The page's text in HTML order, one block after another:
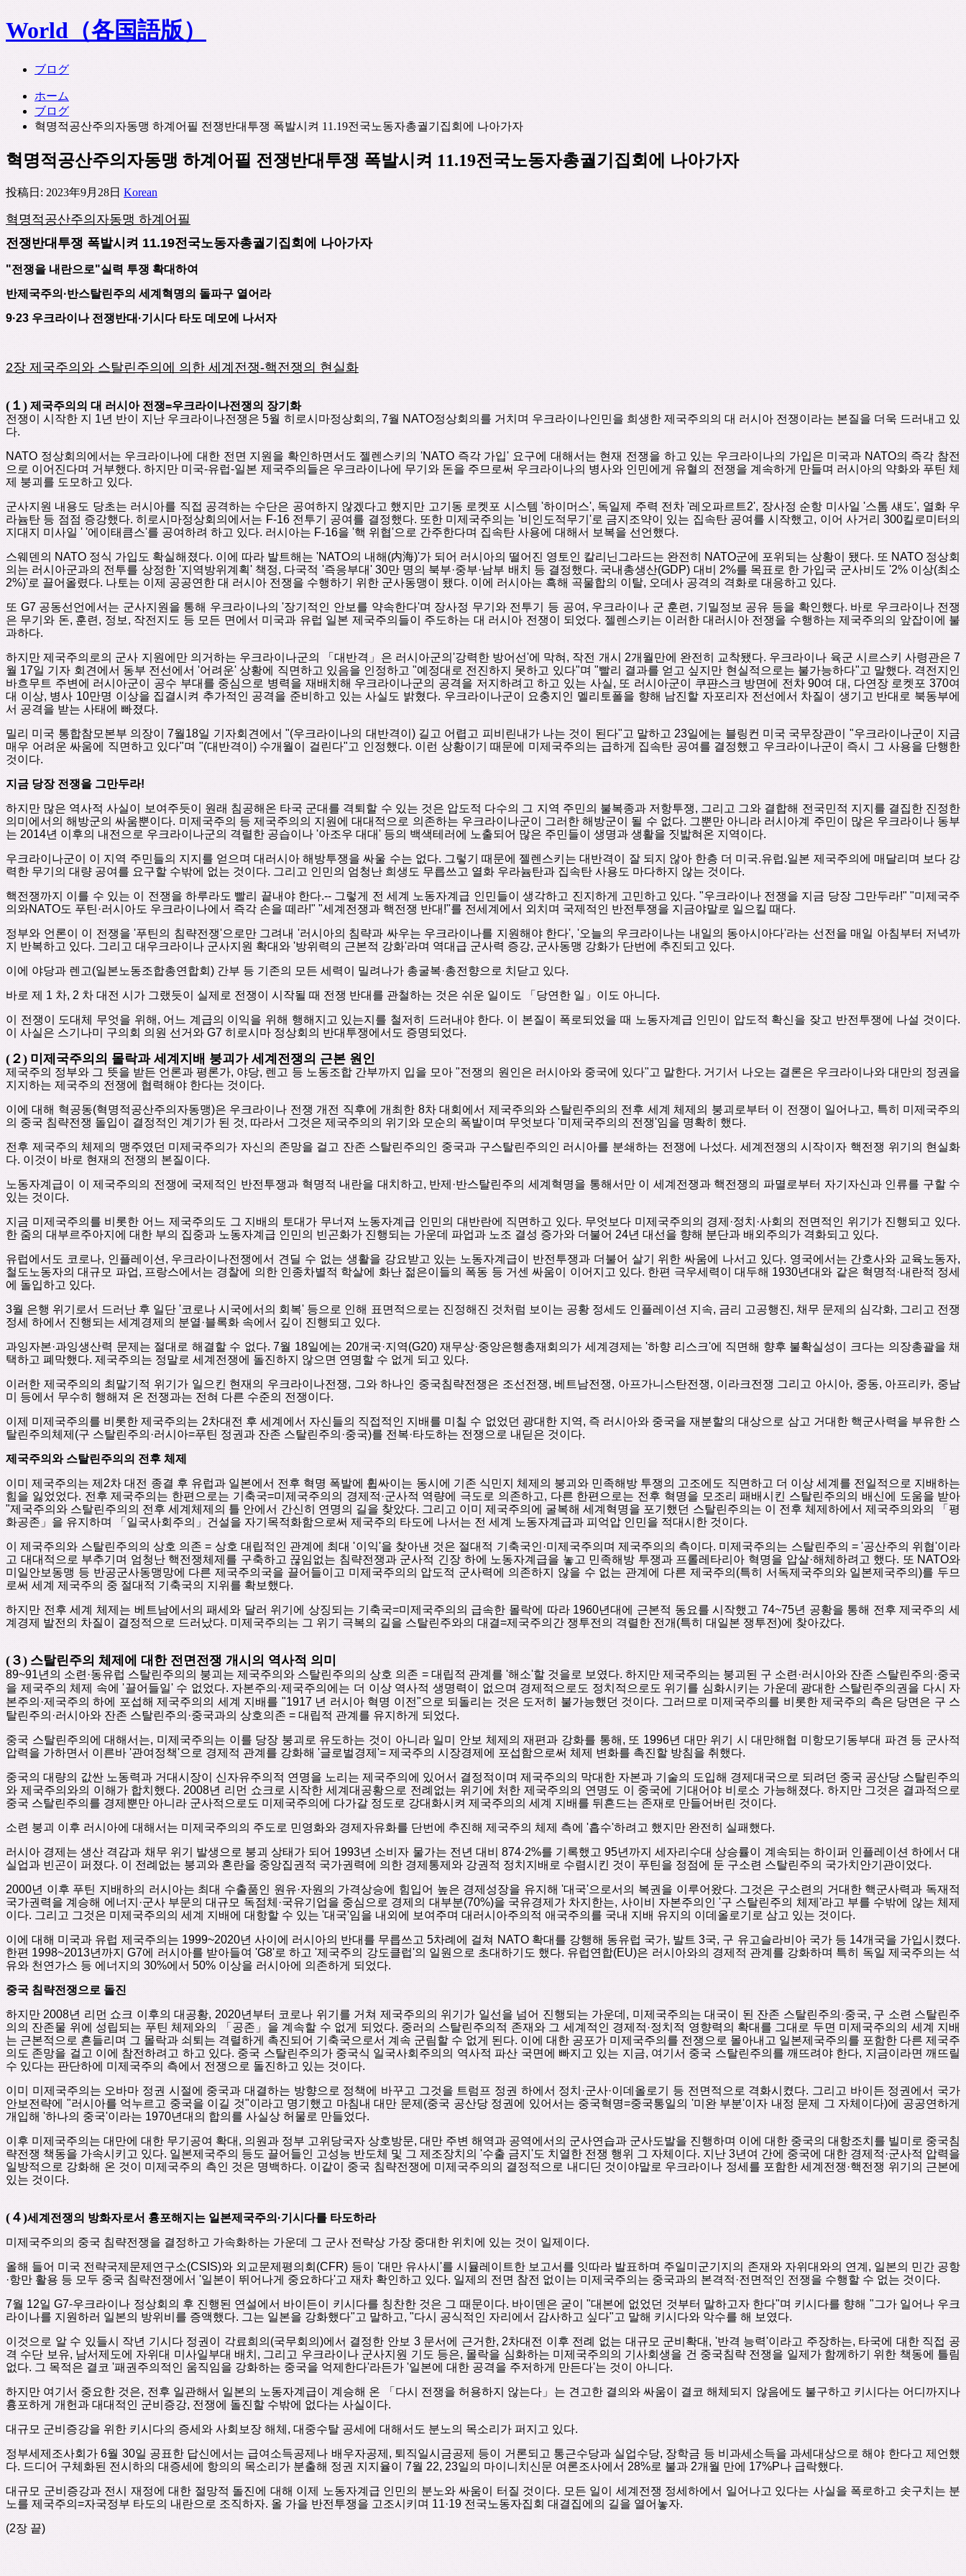
World（各国語版）
ブログ
ホーム
ブログ
혁명적공산주의자동맹 하계어필 전쟁반대투쟁 폭발시켜 11.19전국노동자총궐기집회에 나아가자
혁명적공산주의자동맹 하계어필 전쟁반대투쟁 폭발시켜 11.19전국노동자총궐기집회에 나아가자
投稿日: 2023年9月28日 Korean
혁명적공산주의자동맹 하계어필
전쟁반대투쟁 폭발시켜 11.19전국노동자총궐기집회에 나아가자
"전쟁을 내란으로"실력 투쟁 확대하여
반제국주의 ·반스탈린주의 세계혁명의 돌파구 열어라
9·23 우크라이나 전쟁반대 ·기시다 타도 데모에 나서자
2장 제국주의와 스탈린주의에 의한 세계전쟁-핵전쟁의 현실화
( １) 제국주의의 대 러시아 전쟁=우크라이나전쟁의 장기화
전쟁이
시작한 지 1년 반이 지난 우크라이나전쟁은 5월 히로시마정상회의 , 7월 NATO정상회의를 거치며 우크라이나인민을 희생한 제국주의의 대 러시아 전쟁이라는 본질을 더욱 드러내고 있
다.
NATO 정상회의에서는 우크라이나에 대한 전면 지원을 확인하면서도 젤렌스키의 'NATO 즉각 가입' 요구에 대해서는 현재 전쟁을 하고 있는 우크라이나의 가입은 미국과 NATO의 즉각 참전
으로 이어진다며 거부했다.하지만 미국-유럽-일본 제국주의들은 우크라이나에 무기와 돈을 주므로써 우크라이나의 병사와 인민에게 유혈의 전쟁을 계속하게 만들며 러시아의 약화와 푸틴 체
제 붕괴를 도모하고 있다.
군사지원 내용도 당초는 러시아를 직접 공격하는 수단은 공여하지 않겠다고 했지만 고기동 로켓포 시스템 '하이머스', 독일제 주력 전차 '레오파르트2', 장사정 순항 미사일 '스톰 섀도', 열화 우
라늄탄 등 점점 증강했다.히로시마정상회의에서는 F-16 전투기 공여를 결정했다. 또한 미제국주의는 '비인도적무기 '로 금지조약이 있는 집속탄 공여를 시작했고, 이어 사거리 300킬로미터의
지대지
미사일 ' '에이태큼스'를 공여하려 하고 있다. 러시아는 F-16을 '핵 위협'으로 간주한다며 집속탄 사용에 대해서 보복을 선언했다.
스웨덴의 NATO 정식 가입도 확실해졌다. 이에 따라 발트해는 'NATO의 내해 (内海)'가 되어 러시아의 떨어진 영토인 칼리닌그라드는 완전히 NATO군에 포위되는 상황이 됐다. 또 NATO 정상회
의는 러시아군과의 전투를 상정한 '지역방위계획' 책정, 다국적 '즉응부대' 30만 명의 북부·중부·남부 배치 등 결정했다. 국내총생산(GDP) 대비 2%를 목표로 한 가입국 군사비도 '2% 이상(최소
2%)'로 끌어올렸다. 나토는 이제 공공연한 대 러시아 전쟁을 수행하기 위한 군사동맹이 됐다. 이에 러시아는 흑해 곡물합의 이탈, 오데사 공격의 격화로 대응하고 있다.
또 G7 공동선언에서는 군사지원을 통해 우크라이나의 '장기적인 안보를 약속한다'며 장사정 무기와 전투기 등 공여 , 우크라이나 군 훈련 , 기밀정보 공유 등을 확인했다. 바로 우크라이나 전쟁
은 무기와 돈, 훈련 , 정보 , 작전지도 등 모든 면에서 미국과 유럽 일본 제국주의들이 주도하는 대 러시아 전쟁이 되었다. 젤렌스키는 이러한 대러시아 전쟁을 수행하는 제국주의의 앞잡이에 불
과하다.
하지만 제국주의로의 군사 지원에만 의거하는 우크라이나군의 「대반격 」 은 러시아군의 '강력한 방어선'에 막혀 , 작전 개시 2개월만에 완전히 교착됐다. 우크라이나 육군 시르스키 사령관은 7
월 17일 기자 회견에서 동부 전선에서 '어려운'상황에 직면하고 있음을 인정하고 "예정대로 전진하지 못하고 있다"며 "빨리 결과를 얻고 싶지만 현실적으로는 불가능하다"고 말했다. 격전지인
바흐무트 주변에 러시아군이 공수 부대를 중심으로 병력을 재배치해 우크라이나군의 공격을 저지하려고 하고 있는 사실, 또 러시아군이 쿠퍈스크 방면에 전차 90여 대 , 다연장 로켓포 370여
대 이상, 병사 10만명 이상을 집결시켜 추가적인 공격을 준비하고 있는 사실도 밝혔다. 우크라이나군이 요충지인 멜리토폴을 향해 남진할 자포리자 전선에서 차질이 생기고 반대로 북동부에
서 공격을 받는 사태에 빠졌다.
밀리 미국 통합참모본부 의장이 7월18일 기자회견에서 "(우크라이나의 대반격이 ) 길고 어렵고 피비린내가 나는 것이 된다"고 말하고 23일에는 블링컨 미국 국무장관이 "우크라이나군이
지금
매우 어려운 싸움에 직면하고 있다"며 "(대반격이 ) 수개월이 걸린다"고 인정했다. 이런 상황이기 때문에 미제국주의는 급하게 집속탄 공여를 결정했고 우크라이나군이 즉시 그 사용을 단행한
것이다.
지금 당장 전쟁을 그만두라!
하지만 많은 역사적 사실이 보여주듯이 원래 침공해온 타국 군대를 격퇴할 수 있는 것은 압도적 다수의 그 지역 주민의 불복종과 저항투쟁, 그리고 그와 결합해 전국민적 지지를 결집한 진정한
의미에서의 해방군의 싸움뿐이다. 미제국주의 등 제국주의의 지원에 대대적으로 의존하는 우크라이나군이 그러한 해방군이 될 수 없다. 그뿐만 아니라 러시아계 주민이 많은 우크라이나 동부
는 2014년 이후의 내전으로 우크라이나군의 격렬한 공습이나 '아조우 대대' 등의 백색테러에 노출되어 많은 주민들이 생명과 생활을 짓밟혀온 지역이다.
우크라이나군이
이 지역 주민들의 지지를 얻으며 대러시아 해방투쟁을 싸울 수는 없다. 그렇기 때문에 젤렌스키는 대반격이 잘 되지 않아 한층 더 미국.유럽.일본 제국주의에 매달리며 보다 강
력한 무기의 대량 공여를 요구할 수밖에 없는 것이다. 그리고 인민의 엄청난 희생도 무릅쓰고 열화 우라늄탄과 집속탄 사용도 마다하지 않는 것이다.
핵전쟁까지
이를 수 있는 이 전쟁을 하루라도 빨리 끝내야 한다.-- 그렇게 전 세계 노동자계급 인민들이 생각하고 진지하게 고민하고 있다. "우크라이나 전쟁을 지금 당장 그만두라!" "미제국주
의와NATO도 푸틴·러시아도 우크라이나에서 즉각 손을 떼라!" "세계전쟁과 핵전쟁 반대 !"를 전세계에서 외치며 국제적인 반전투쟁을 지금야말로 일으킬 때다.
정부와 언론이 이 전쟁을 '푸틴의 침략전쟁'으로만 그려내 '러시아의 침략과 싸우는 우크라이나를 지원해야 한다', '오늘의 우크라이나는 내일의 동아시아다'라는 선전을 매일 아침부터 저녁까
지
반복하고 있다. 그리고 대우크라이나 군사지원 확대와 '방위력의 근본적 강화'라며 역대급 군사력 증강, 군사동맹 강화가 단번에 추진되고 있다.
이에 야당과 렌고(일본노동조합총연합회 ) 간부 등 기존의 모든 세력이 밀려나가 총굴복·총전향으로 치닫고 있다.
바로 제 1 차, 2 차 대전 시가 그랬듯이 실제로 전쟁이 시작될 때 전쟁 반대를 관철하는 것은 쉬운 일이도 「 당연한 일 」 이도 아니다.
이
전쟁이 도대체 무엇을 위해 , 어느 계급의 이익을 위해 행해지고 있는지를 철저히 드러내야 한다. 이 본질이 폭로되었을 때 노동자계급 인민이 압도적 확신을 잦고 반전투쟁에 나설 것이다.
이 사실은 스기나미 구의회 의원 선거와 G7 히로시마 정상회의 반대투쟁에서도 증명되었다.
( ２) 미제국주의의 몰락과 세계지배 붕괴가 세계전쟁의 근본 원인
제국주의 정부와 그 뜻을 받든 언론과 평론가, 야당, 렌고 등 노동조합 간부까지 입을 모아 "전쟁의 원인은 러시아와 중국에 있다"고 말한다. 거기서 나오는 결론은 우크라이나와 대만의 정권을
지지하는 제국주의 전쟁에 협력해야 한다는 것이다.
이에 대해 혁공동(혁명적공산주의자동맹)은 우크라이나 전쟁 개전 직후에 개최한 8차 대회에서 제국주의와 스탈린주의의 전후 세계 체제의 붕괴로부터 이 전쟁이 일어나고, 특히 미제국주의
의 중국 침략전쟁 돌입이 결정적인 계기가 된 것, 따라서 그것은 제국주의의 위기와 모순의 폭발이며 무엇보다 '미제국주의의 전쟁'임을 명확히 했다.
전후 제국주의 체제의 맹주였던 미제국주의가 자신의 존망을 걸고 잔존 스탈린주의인 중국과 구스탈린주의인 러시아를 분쇄하는 전쟁에 나섰다. 세계전쟁의 시작이자 핵전쟁 위기의 현실화
다. 이것이 바로 현재의 전쟁의 본질이다.
노동자계급이
이 제국주의의 전쟁에 국제적인 반전투쟁과 혁명적 내란을 대치하고, 반제 ·반스탈린주의 세계혁명을 통해서만 이 세계전쟁과 핵전쟁의 파멸로부터 자기자신과 인류를 구할 수
있는 것이다.
지금 미제국주의를 비롯한 어느 제국주의도 그 지배의 토대가 무너져 노동자계급 인민의 대반란에 직면하고 있다. 무엇보다 미제국주의의 경제 ·정치 ·사회의 전면적인 위기가 진행되고 있다.
한 줌의 대부르주아지에 대한 부의 집중과 노동자계급 인민의 빈곤화가 진행되는 가운데 파업과 노조 결성 증가와 더불어 24년 대선을 향해 분단과 배외주의가 격화되고 있다.
유럽에서도 코로나, 인플레이션 , 우크라이나전쟁에서 견딜 수 없는 생활을 강요받고 있는 노동자계급이 반전투쟁과 더불어 살기 위한 싸움에 나서고 있다. 영국에서는 간호사와 교육노동자,
철도노동자의 대규모 파업, 프랑스에서는 경찰에 의한 인종차별적 학살에 화난 젊은이들의 폭동 등 거센 싸움이 이어지고 있다. 한편 극우세력이 대두해 1930년대와 같은 혁명적·내란적 정세
에 돌입하고 있다.
3월 은행 위기로서 드러난 후 일단 '코로나 시국에서의 회복' 등으로 인해 표면적으로는 진정해진 것처럼 보이는 공황 정세도 인플레이션 지속, 금리 고공행진, 채무 문제의 심각화, 그리고 전쟁
정세 하에서 진행되는 세계경제의 분열·블록화 속에서 깊이 진행되고 있다.
과잉자본·과잉생산력 문제는 절대로 해결할 수 없다. 7월 18일에는 20개국·지역(G20)재무상·중앙은행총재회의가 세계경제는 '하향 리스크'에 직면해 향후 불확실성이 크다는 의장총괄을 채
택하고 폐막했다. 제국주의는 정말로 세계전쟁에 돌진하지 않으면 연명할 수 없게 되고 있다.
이러한 제국주의의 최말기적 위기가 일으킨 현재의 우크라이나전쟁, 그와 하나인 중국침략전쟁은 조선전쟁, 베트남전쟁, 아프가니스탄전쟁, 이라크전쟁 그리고 아시아, 중동, 아프리카, 중남
미
등에서 무수히 행해져 온 전쟁과는 전혀 다른 수준의 전쟁이다.
이제 미제국주의를 비롯한 제국주의는 2차대전 후 세계에서 자신들의 직접적인 지배를 미칠 수 없었던 광대한 지역, 즉 러시아와 중국을 재분할의 대상으로 삼고 거대한 핵군사력을 부유한 스
탈린주의체제 (구 스탈린주의 ·러시아=푸틴 정권과 잔존 스탈린주의 ·중국)를 전복·타도하는 전쟁으로 내딛은 것이다.
제국주의와 스탈린주의의 전후 체제
이미 제국주의는 제 2차 대전 종결 후 유럽과 일본에서 전후 혁명 폭발에 휩싸이는 동시에 기존 식민지 체제의 붕괴와 민족해방 투쟁의 고조에도 직면하고 더 이상 세계를 전일적으로 지배하는
힘을 잃었었다. 전후 제국주의는 한편으로는 기축국=미제국주의의 경제적·군사적 역량에 극도로 의존하고, 다른 한편으로는 전후 혁명을 모조리 패배시킨 스탈린주의의 배신에
도움을 받아
"제국주의와 스탈린주의의 전후 세계체제의 틀 안에서 간신히 연명의 길을 찾았다. 그리고 이미 제국주의에 굴복해 세계혁명을 포기했던 스탈린주의는 이 전후 체제하에서 제국주의와의 「평
화공존 」 을 유지하며 「 일국사회주의 」 건설을 자기목적화함으로써 제국주의 타도에 나서는 전 세계 노동자계급과 피억압 인민을 적대시한 것이다.
이
제국주의와 스탈린주의의 상호 의존= 상호 대립적인 관계에 최대 '이익'을 찾아낸 것은 절대적 기축국인·미제국주의며 제국주의의 측이다. 미제국주의는 스탈린주의 = '공산주의 위협'이라
고 대대적으로 부추기며 엄청난 핵전쟁체제를 구축하고 끊임없는 침략전쟁과 군사적 긴장 하에 노동자계급을 놓고 민족해방 투쟁과 프롤레타리아 혁명을 압살·해체하려고 했다. 또 NATO와
미일안보동맹 등 반공군사동맹망에 다른 제국주의국을 끌어들이고 미제국주의의 압도적 군사력에 의존하지 않을 수 없는 관계에 다른 제국주의 (특히 서독제국주의와 일본제국주의)를 두므
로써 세계 제국주의 중 절대적 기축국의 지위를 확보했다.
하지만 전후 세계 체제는 베트남에서의 패세와 달러 위기에 상징되는 기축국=미제국주의의 급속한 몰락에 따라 1960년대에 근본적 동요를 시작했고 74~75년 공황을 통해 전후 제국주의 세
계경제 발전의 차질이 결정적으로 드러났다. 미제국주의는 그 위기 극복의 길을 스탈린주와의 대결=제국주의간 쟁투전의 격렬한 전개 (특히 대일본 쟁투전)에 찾아갔다.
( ３) 스탈린주의 체제에 대한 전면전쟁 개시의 역사적 의미
89~91년의 소련 ·동유럽 스탈린주의의 붕괴는 제국주의와 스탈린주의의 상호 의존 = 대립적 관계를 '해소'할 것을로 보였다. 하지만 제국주의는 붕괴된 구 소련 ·러시아와 잔존 스탈린주의 ·중국
을 제국주의 체제 속에 '끌어들일' 수 없었다. 자본주의 ·제국주의에는 더 이상 역사적 생명력이 없으며 경제적으로도 정치적으로도 위기를 심화시키는 가운데 광대한 스탈린주의권을 다시
자
본주의 ·제국주의 하에 포섭해 제국주의의 세계 지배를 "1917 년 러시아 혁명 이전"으로 되돌리는 것은 도저히 불가능했던 것이다. 그러므로 미제국주의를 비롯한 제국주의 측은 당면은 구 스
탈린주의 ·러시아와 잔존 스탈린주의 ·중국과의 상호의존 = 대립적 관계를 유지하게 되었다.
중국 스탈린주의에 대해서는, 미제국주의는 이를 당장 붕괴로 유도하는 것이 아니라 일미 안보 체제의 재편과 강화를 통해 , 또 1996년 대만 위기 시 대만해협 미항모기동부대 파견 등 군사적
압력을 가하면서 이른바 '관여정책'으로 경제적 관계를 강화해 '글로벌경제 '= 제국주의 시장경제에 포섭함으로써 체제 변화를 촉진할 방침을 취했다.
중국의 대량의 값싼 노동력과 거대시장이 신자유주의적 연명을 노리는 제국주의에 있어서 결정적이며 제국주의의 막대한 자본과 기술의 도입해 경제대국으로 되려던 중국 공산당 스탈린주의
와 제국주의와의 이해가 합치했다. 2008년 리먼 쇼크로 시작한 세계대공황으로 전례없는 위기에 처한 제국주의의 연명도 이 중국에 기대어야 비로소 가능해졌다. 하지만 그것은 결과적으로
중국 스탈린주의를 경제뿐만 아니라 군사적으로도 미제국주의에 다가갈 정도로 강대화시켜 제국주의의 세계 지배를 뒤흔드는 존재로 만들어버린 것이다.
소련 붕괴 이후 러시아에 대해서는 미제국주의의 주도로 민영화와 경제자유화를 단번에 추진해 제국주의 체제 측에 '흡수'하려고 했지만 완전히 실패했다.
러시아 경제는 생산 격감과 채무 위기 발생으로 붕괴 상태가 되어 1993년 소비자 물가는 전년 대비 874·2%를 기록했고 95년까지 세자리수대 상승률이 계속되는 하이퍼 인플레이션 하에서 대
실업과 빈곤이 퍼졌다. 이 전례없는 붕괴와 혼란을 중앙집권적 국가권력에 의한 경제통제와 강권적 정치지배로 수렴시킨 것이 푸틴을 정점에 둔 구소련 스탈린주의 국가치안기관이었다.
2000년 이후 푸틴 지배하의 러시아는 최대 수출품인 원유·자원의 가격상승에 힘입어 높은 경제성장을 유지해'대국'으로서의 복권을 이루어왔다. 그것은 구소련의 거대한 핵군사력과 독재적
국가권력을 계승해 에너지 ·군사 부문의 대규모 독점체 ·국유기업을 중심으로 경제의 대부분(70%)을 국유경제가 차지한는, 사이비 자본주의인'구 스탈린주의 체제 '라고 부를 수밖에 않는 체제
이다. 그리고 그것은 미제국주의의 세계 지배에 대항할 수 있는 '대국'임을 내외에 보여주며 대러시아주의적 애국주의를 국내 지배 유지의 이데올로기로 삼고 있는 것이다.
이에 대해 미국과 유럽 제국주의는 1999~2020년 사이에 러시아의 반대를 무릅쓰고5차례에 걸쳐 NATO 확대를 강행해 동유럽 국가, 발트3국, 구 유고슬라비아 국가 등 14개국을 가입시켰다.
한편 1998~2013년까지G7에 러시아를 받아들여'G8'로 하고'제국주의 강도클럽'의 일원으로 초대하기도 했다. 유럽연합(EU)은 러시아와의 경제적 관계를 강화하며 특히 독일 제국주의는 석
유와 천연가스 등 에너지의 30%에서 50% 이상을 러시아에 의존하게 되었다.
중국 침략전쟁으로 돌진
하지만 2008년 리먼 쇼크 이후의 대공황, 2020년부터 코로나 위기를 거쳐 제국주의의 위기가 일선을 넘어 진행되는 가운데 , 미제국주의는 대국이 된 잔존 스탈린주의 ·중국, 구 소련 스탈린주
의의 잔존물 위에 성립되는 푸틴 체제와의 「공존 」 을 계속할 수 없게 되었다. 중러의 스탈린주의적 존재와 그 세계적인 경제적·정치적 영향력의 확대를 그대로 두면 미제국주의의 세계 지배
는 근본적으로 흔들리며 그 몰락과 쇠퇴는 격렬하게 촉진되어 기축국으로서 계속 군림할 수 없게 된다. 이에 대한 공포가 미제국주의를 전쟁으로 몰아내고 일본제국주의를 포함한 다른 제국주
의도 존망을 걸고 이에 참전하려고 하고 있다. 중국 스탈린주의가 중국식 일국사회주의의 역사적 파산 국면에 빠지고 있는 지금, 여기서 중국 스탈린주의를 깨뜨려야 한다, 지금이라면 깨뜨릴
수 있다는 판단하에 미제국주의 측에서 전쟁으로 돌진하고 있는 것이다.
이미 미제국주의는 오바마 정권 시절에 중국과 대결하는 방향으로 정책에 바꾸고 그것을 트럼프 정권 하에서 정치 ·군사·이데올로기 등 전면적으로 격화시켰다. 그리고 바이든 정권에서 국가
안보전략에 "러시아를 억누르고 중국을 이길 것"이라고 명기했고 마침내 대만 문제 (중국 공산당 정권에 있어서는 중국혁명=중국통일의 '미완 부분'이자 내정 문제 그 자체이다)에 공공연하게
개입해 '하나의 중국'이라는 1970년대의 합의를 사실상 허물로 만들었다.
이후 미제국주의는 대만에 대한 무기공여 확대 , 의원과 정부 고위당국자 상호방문, 대만 주변 해역과 공역에서의 군사연습과 군사도발을 진행하며 이에 대한 중국의 대항조치를 빌미로 중국침
략전쟁 책동을 가속시키고 있다. 일본제국주의 등도 끌어들인 고성능 반도체 및 그 제조장치의 '수출 금지 '도 치열한 전쟁 행위 그 자체이다. 지난 3년여 간에 중국에 대한 경제적·군사적 압력을
일방적으로 강화해 온 것이 미제국주의 측인 것은 명백하다. 이같이 중국 침략전쟁에 미제국주의의 결정적으로 내디딘 것이야말로 우크라이나 정세를 포함한 세계전쟁·핵전쟁 위기의 근본에
있는 것이다.
( ４)세계전쟁의 방화자로서 흉포해지는 일본제국주의 ·기시다를 타도하라
미제국주의의 중국 침략전쟁을 결정하고 가속화하는 가운데 그 군사 전략상 가장 중대한 위치에 있는 것이 일제이다.
올해 들어 미국 전략국제문제연구소(CSIS)와 외교문제평의회 (CFR) 등이 '대만 유사시 '를 시뮬레이트한 보고서를 잇따라 발표하며 주일미군기지의 존재와 자위대와의 연계 , 일본의 민간 공항
·항만 활용 등 모두 중국 침략전쟁에서 '일본이 뛰어나게 중요하다'고 재차 확인하고 있다. 일제의 전면 참전 없이는 미제국주의는 중국과의 본격적·전면적인 전쟁을 수행할 수 없는 것이다.
7월 12일G7-우크라이나 정상회의 후 진행된 연설에서 바이든이 키시다를 칭찬한 것은 그 때문이다. 바이덴은 굳이"대본에 없었던 것부터 말하고자 한다"며 키시다를 향해 "그가 일어나 우크
라이나를 지원하러 일본의 방위비를 증액했다. 그는 일본을 강화했다"고 말하고, "다시 공식적인 자리에서 감사하고 싶다"고 말해 키시다와 악수를 해 보였다.
이것으로 알 수 있들시 작년 기시다 정권이 각료희의 (국무회의 )에서 결정한 안보 3 문서에 근거한, 2차대전 이후 전례 없는 대규모 군비확대 , '반격 능력'이라고 주장하는, 타국에 대한 직접 공
격 수단 보유, 남서제도에 자위대 미사일부대 배치 , 그리고 우크라이나 군사지원 기도 등은, 몰락을 심화하는 미제국주의의 기사회생을 건 중국침략 전쟁을 일제가 함께하기 위한 책동에 틀림
없다. 그 목적은 결코 '패권주의적인 움직임을 강화하는 중국을 억제한다'라든가 '일본에 대한 공격을 주저하게 만든다'는 것이 아니다.
하지만 여기서 중요한 것은, 전후 일관해서 일본의 노동자계급이 계승해 온 「다시 전쟁을 허용하지 않는다」는 견고한 결의와 싸움이 결코 해체되지 않음에도 불구하고 키시다는 어디까지나
흉포하게 개헌과 대대적인 군비증강, 전쟁에 돌진할 수밖에 없다는 사실이다.
대규모 군비증강을 위한 키시다의 증세와 사회보장 해체 , 대중수탈 공세에 대해서도 분노의 목소리가 퍼지고 있다.
정부세제조사회가6월 30일 공표한 답신에서는 급여소득공제나 배우자공제 , 퇴직일시금공제 등이 거론되고 통근수당과 실업수당, 장학금 등 비과세소득을 과세대상으로 해야 한다고 제언했
다. 드디어 구체화된 전시하의 대증세에 항의의 목소리가 분출해 정권 지지율이 7월 22, 23일의 마이니치신문 여론조사에서 28%로 불과 2개월 만에 17%P나 급락했다.
대규모 군비증강과 전시 재정에 대한 절망적 돌진에 대해 이제 노동자계급 인민의 분노와 싸움이 터질 것이다. 모든 일이 세계전쟁 정세하에서 일어나고 있다는 사실을 폭로하고 솟구치는 분
노를 제국주의 =자국정부 타도의 내란으로 조직하자. 올 가을 반전투쟁을 고조시키며 11·19 전국노동자집회 대결집에의 길을 열어놓자.
(2장 끝)